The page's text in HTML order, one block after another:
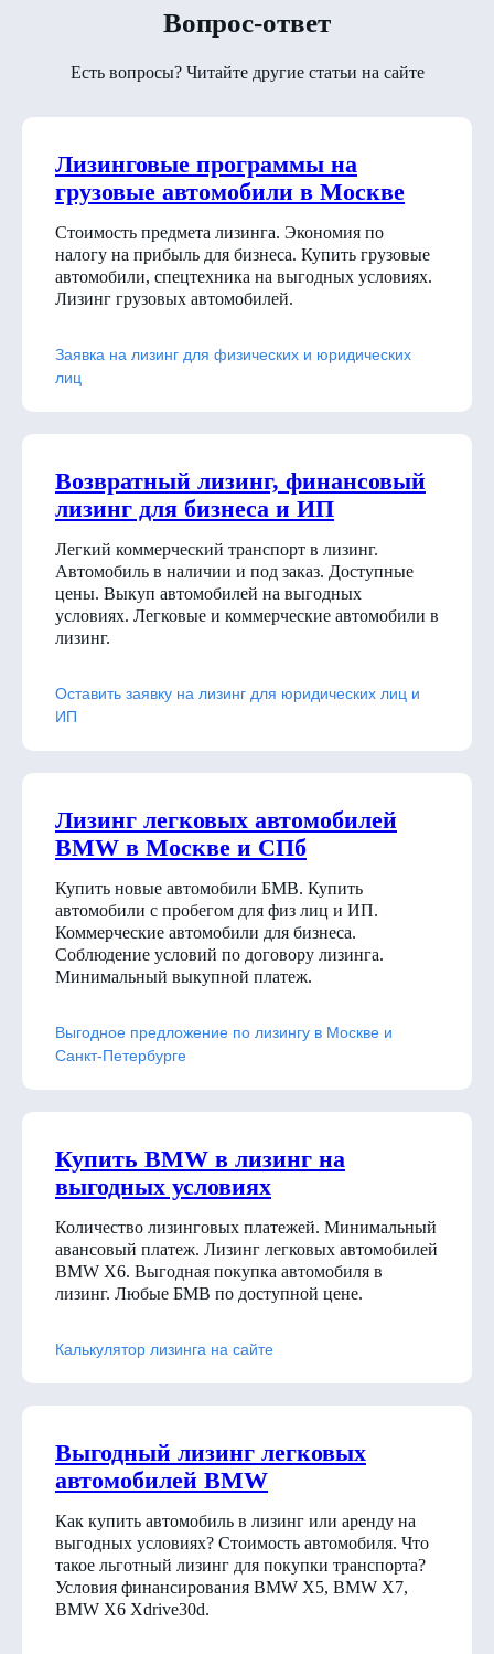
Вопрос-ответ
Есть вопросы? Читайте другие статьи на сайте
Лизинговые программы на
грузовые автомобили в Москве
Стоимость предмета лизинга. Экономия по
налогу на прибыль для бизнеса. Купить грузовые
автомобили, спецтехника на выгодных условиях.
Лизинг грузовых автомобилей.
Заявка на лизинг для физических и юридических
лиц
Возвратный лизинг, финансовый
лизинг для бизнеса и ИП
Легкий коммерческий транспорт в лизинг.
Автомобиль в наличии и под заказ. Доступные
цены. Выкуп автомобилей на выгодных
условиях. Легковые и коммерческие автомобили в
лизинг.
Оставить заявку на лизинг для юридических лиц и
ИП
Лизинг легковых автомобилей
BMW в Москве и СПб
Купить новые автомобили БМВ. Купить
автомобили с пробегом для физ лиц и ИП.
Коммерческие автомобили для бизнеса.
Соблюдение условий по договору лизинга.
Минимальный выкупной платеж.
Выгодное предложение по лизингу в Москве и
Санкт-Петербурге
Купить BMW в лизинг на
выгодных условиях
Количество лизинговых платежей. Минимальный
авансовый платеж. Лизинг легковых автомобилей
BMW X6. Выгодная покупка автомобиля в
лизинг. Любые БМВ по доступной цене.
Калькулятор лизинга на сайте
Выгодный лизинг легковых
автомобилей BMW
Как купить автомобиль в лизинг или аренду на
выгодных условиях? Стоимость автомобиля. Что
такое льготный лизинг для покупки транспорта?
Условия финансирования BMW X5, BMW X7,
BMW X6 Xdrive30d.